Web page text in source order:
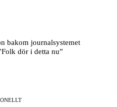
bakom journalsystemet
dör i detta nu”